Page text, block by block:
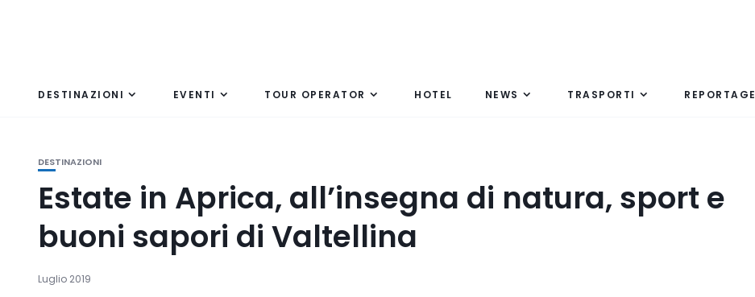
DESTINAZIONI EVENTI TOUR OPERATOR HOTEL NEWS TRASPORTI REPORTAGE
DESTINAZIONI
Estate in Aprica, all’insegna di natura, sport e
buoni sapori di Valtellina
Luglio 2019